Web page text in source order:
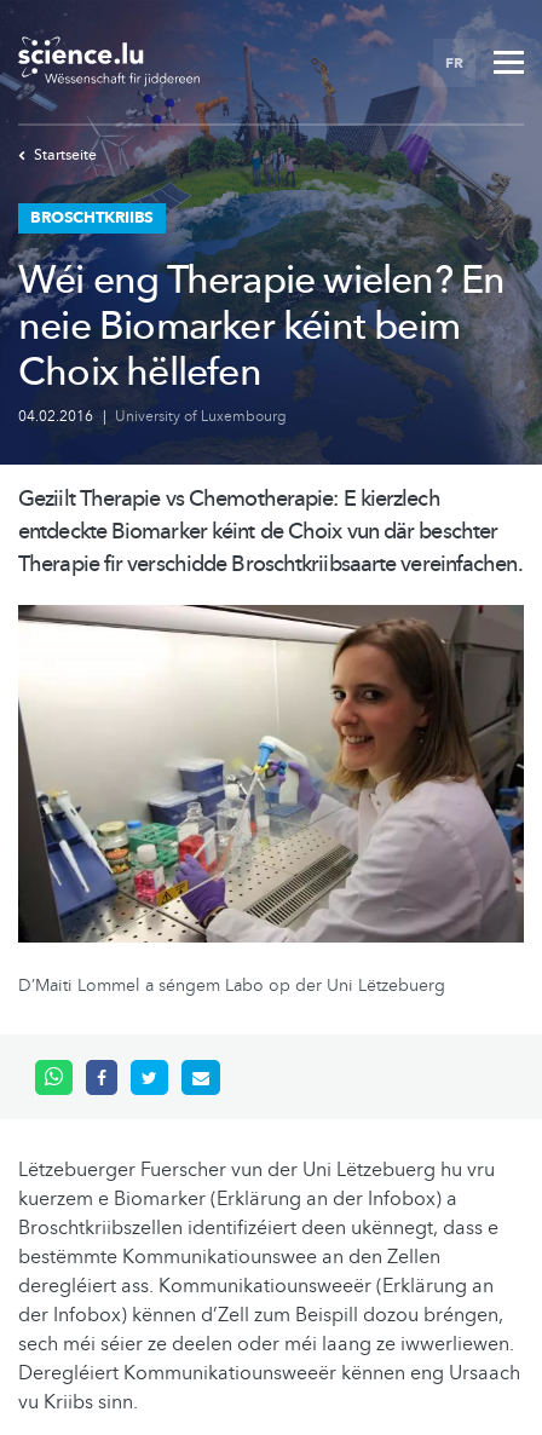
Skip
main
content
FR
Startseite
BROSCHTKRIIBS
Wéi eng Therapie wielen? En
neie Biomarker kéint beim
Choix hëllefen
04.02.2016 | University of Luxembourg
Geziilt Therapie vsChemotherapie: E kierzlech
entdeckte Biomarker kéint de Choix vun där beschter
Therapie fir verschiddeBroschtkriibsaartevereinfachen.
D’Maiti Lommel a séngem Labo op der Uni Lëtzebuerg
Lëtzebuerger Fuerscher vun der Uni Lëtzebuerg hu vru
kuerzem e Biomarker (Erklärung an der Infobox) a
Broschtkriibszellen identifizéiert deen ukënnegt, dass e
bestëmmte Kommunikatiounswee an den Zellen
deregléiert ass. Kommunikatiounsweeër (Erklärung an
der Infobox) kënnen d’Zell zum Beispill dozou bréngen,
sech méi séier ze deelen oder méi laang ze iwwerliewen.
Deregléiert Kommunikatiounsweeër kënnen eng Ursaach
vu Kriibs sinn.